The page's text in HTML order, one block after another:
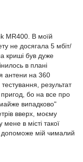
MR400. В моїй
не досягала 5 мбіт/
криші був дуже
в плані
антени на 360
результат
пригод, бо на все про
випадково"
вверх, моєму
в місті такої
допоможе мій чималий